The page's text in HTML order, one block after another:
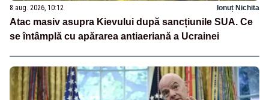
8 aug. 2026, 10:12 Ionuț Nichita
Atac masiv asupra Kievului după sancțiunile SUA. Ce
se întâmplă cu apărarea antiaeriană a Ucrainei